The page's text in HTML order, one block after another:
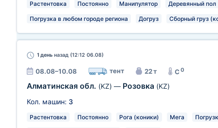
Растентовка Постоянно Манипулятор Деревянный пол
Погрузка в любом городе региона Догруз Сборный груз
1 день назад (12:12 06.08)
08.08–10.08 тент 22 т C0
Алматинская обл. (KZ) — Розовка (KZ)
Кол. машин: 3
Растентовка Постоянно Рога (коники) Мега